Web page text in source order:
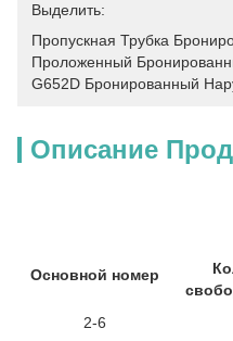
Выделить:
Пропускная Трубка
Проложенный
G652D Бронированный
Описание
Основной номер
2-6